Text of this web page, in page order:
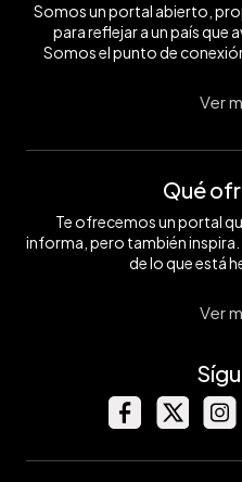
Somos un portal abierto,
para reflejar a un país que
Somos el punto de
Ver
Qué
Te ofrecemos un portal
informa, pero también
de lo que está
Ver